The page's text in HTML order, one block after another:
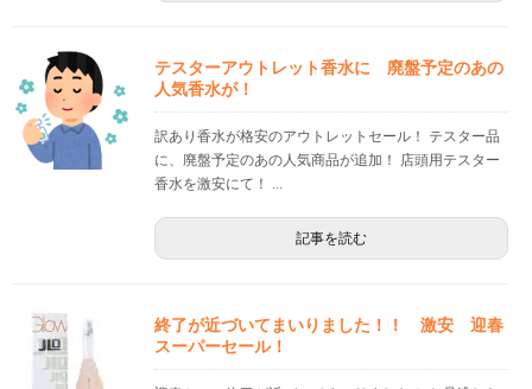
テスターアウトレット香水に 廃盤予定のあの
人気香水が！
訳あり香水が格安のアウトレットセール！ テスター品
に、廃盤予定のあの人気商品が追加！ 店頭用テスター
香水を激安にて！ ...
記事を読む
終了が近づいてまいりました！！ 激安 迎春
スーパーセール！